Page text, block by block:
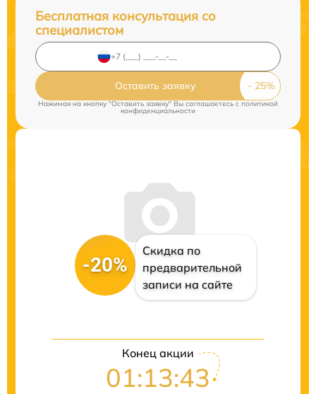
Бесплатная консультация со
специалистом
Оставить заявку
Нажимая на кнопку "Оставить заявку" Вы соглашаетесь cполитикой
конфиденциальности
-20%
Скидка по
предварительной
записи на сайте
Конец акции
01:13:41